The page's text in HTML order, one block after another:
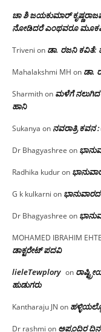
ಚಾ ಶಿ ಜಯಕುಮಾರ್
ನೋಡಿದರೆ ಎಂಥವರೂ
Triveni on ಡಾ. ರಜನಿ ಕವಿತೆ:
Mahalakshmi MH on ಡಾ.
Sharmithon ಮಳೆಗೆ ನಲುಗಿದ
ಹಾನಿ
Sukanya on ನವರಾತ್ರಿ ಕವನ
Dr Bhagyashree on
Radhika kuduron
G k kulkarni on
Dr Bhagyashree on
MOHAMED IBRAHIM
ಡಾಕ್ಟರೇಟ್ ಪದವಿ
lieleTewplory on
ಹುಡುಗರು
Kantharaju JN on
Dr rashmi on ಅಪ್ಪಂದಿರ